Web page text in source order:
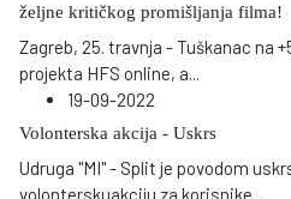
željne kritičkog promišljanja filma!
Zagreb, 25. travnja - Tuškanac na
projekta HFS online, a
19-09-2022
Volonterska akcija - Uskrs
Udruga "MI" - Split je povodom
volonterskuakciju za korisnike